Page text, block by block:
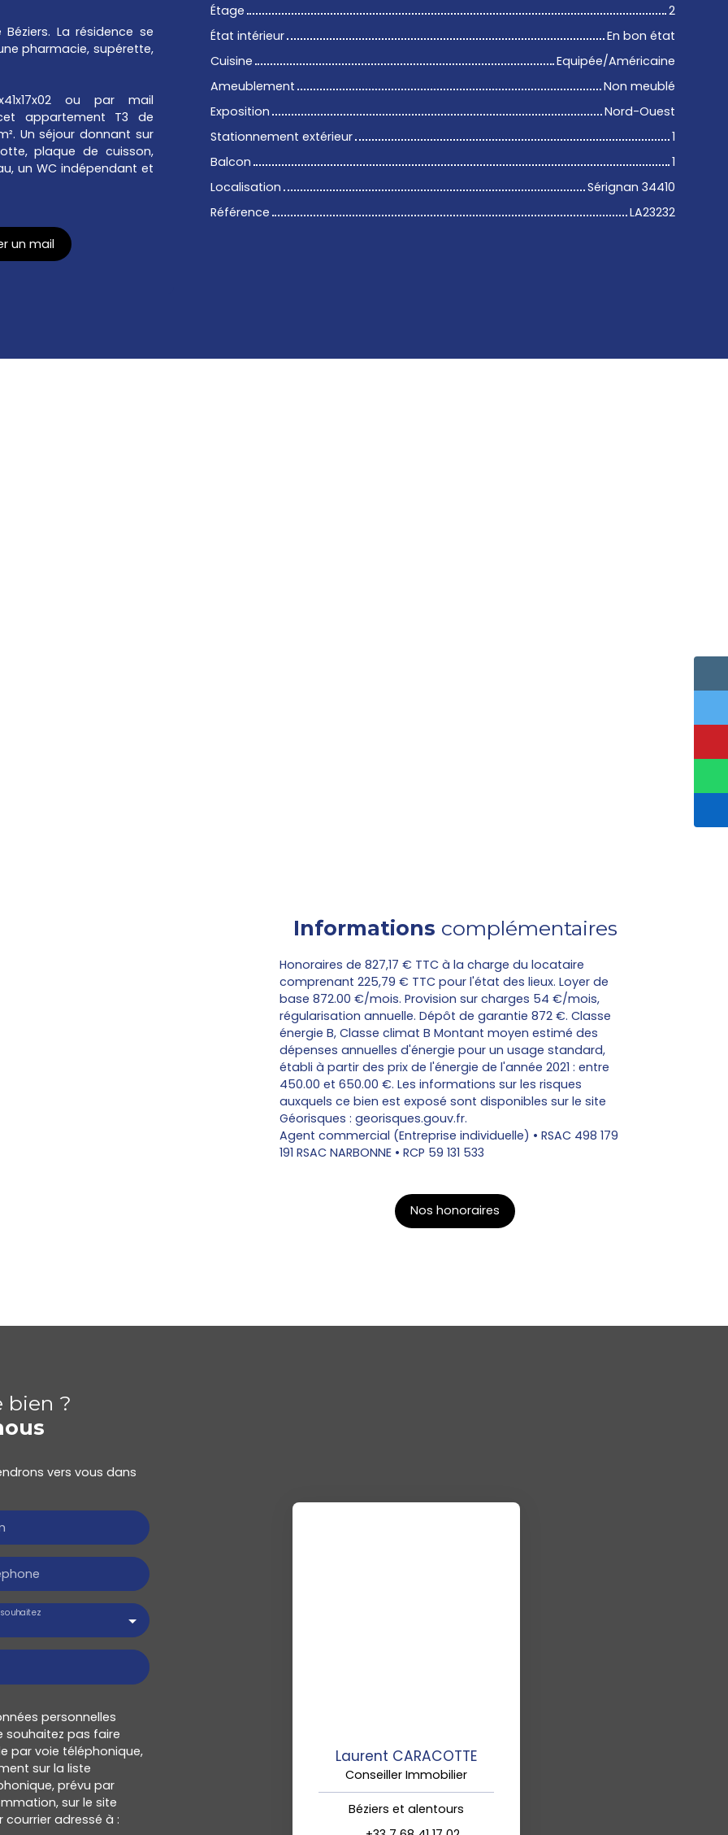
La résidence se
pharmacie, supérette,
ou par mail
appartement T3 de
Un séjour donnant sur
plaque de cuisson,
un WC indépendant et
un mail
Étage
2
État intérieur
En bon état
Cuisine
Equipée/Américaine
Ameublement
Non meublé
Exposition
Nord-Ouest
Stationnement extérieur
1
Balcon
1
Localisation
Sérignan 34410
Référence
LA23232
Informations complémentaires
Honoraires de 827,17 € TTC à la charge du locataire
comprenant 225,79 € TTC pour l'état des lieux. Loyer de
base 872.00 €/mois. Provision sur charges 54 €/mois,
régularisation annuelle. Dépôt de garantie 872 €. Classe
énergie B, Classe climat B Montant moyen estimé des
dépenses annuelles d'énergie pour un usage standard,
établi à partir des prix de l'énergie de l'année 2021 : entre
450.00 et 650.00 €. Les informations sur les risques
auxquels ce bien est exposé sont disponibles sur le site
Géorisques : georisques.gouv.fr.
Agent commercial (Entreprise individuelle) • RSAC 498 179
191 RSAC NARBONNE • RCP 59 131 533
Nos honoraires
bien ?
vers vous dans
personnelles
souhaitez pas faire
par voie téléphonique,
sur la liste
prévu par
sur le site
adressé à :
Laurent CARACOTTE
Conseiller Immobilier
Béziers et alentours